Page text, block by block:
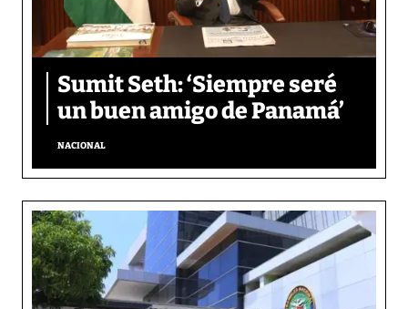
Sumit Seth: ‘Siempre seré
un buen amigo de Panamá’
NACIONAL